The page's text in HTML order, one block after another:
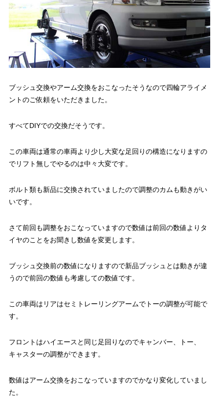
ブッシュ交換やアーム交換をおこなったそうなので四輪アライメ
ントのご依頼をいただきました。
すべてDIYでの交換だそうです。
この車両は通常の車両より少し大変な足回りの構造になりますの
でリフト無しでやるのは中々大変です。
ボルト類も新品に交換されていましたので調整のカムも動きがい
いです。
さて前回も調整をおこなっていますので数値は前回の数値よりタ
イヤのことをお聞きし数値を変更します。
ブッシュ交換前の数値になりますので新品ブッシュとは動きが違
うので前回の数値も考慮しての数値です。
この車両はリアはセミトレーリングアームでトーの調整が可能で
す。
フロントはハイエースと同じ足回りなのでキャンバー、トー、
キャスターの調整ができます。
数値はアーム交換をおこなっていますのでかなり変化していまし
た。